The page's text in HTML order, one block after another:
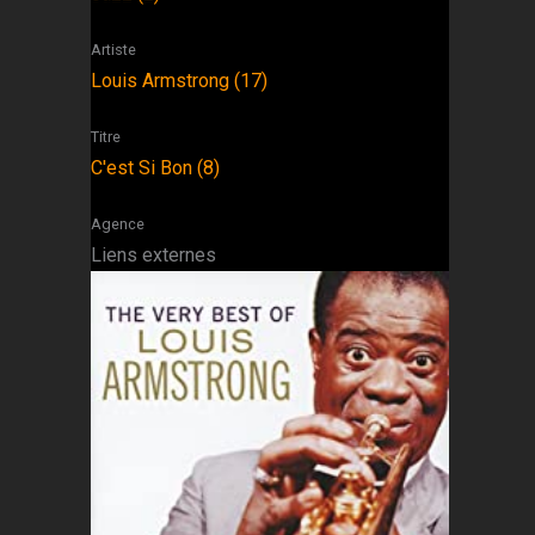
Artiste
Louis Armstrong (17)
Titre
C'est Si Bon (8)
Agence
Liens externes